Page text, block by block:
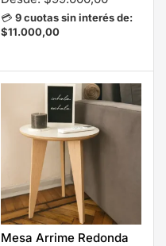
💳 9 cuotas sin interés de:
$11.000,00
Mesa Arrime Redonda